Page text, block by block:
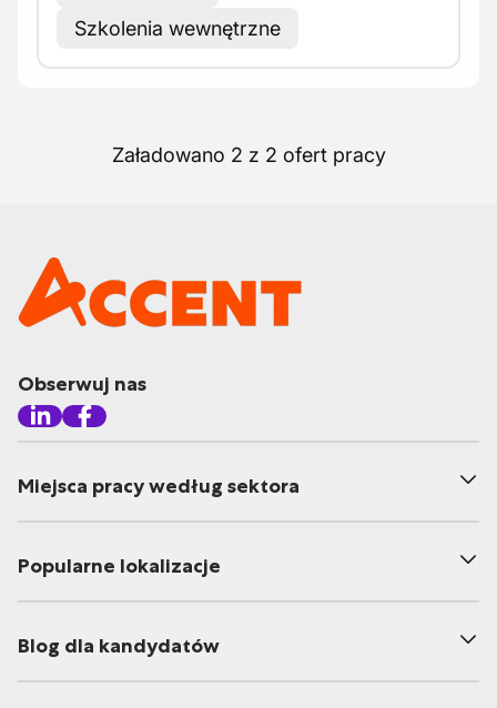
Szkolenia wewnętrzne
Załadowano 2 z 2 ofert pracy
Obserwuj nas
Miejsca pracy według sektora
Popularne lokalizacje
Blog dla kandydatów